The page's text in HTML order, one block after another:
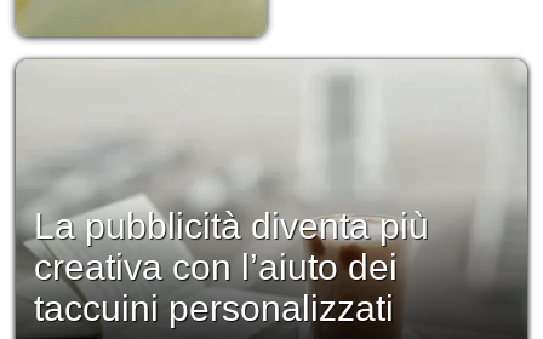
La pubblicità diventa più
creativa con l’aiuto dei
taccuini personalizzati